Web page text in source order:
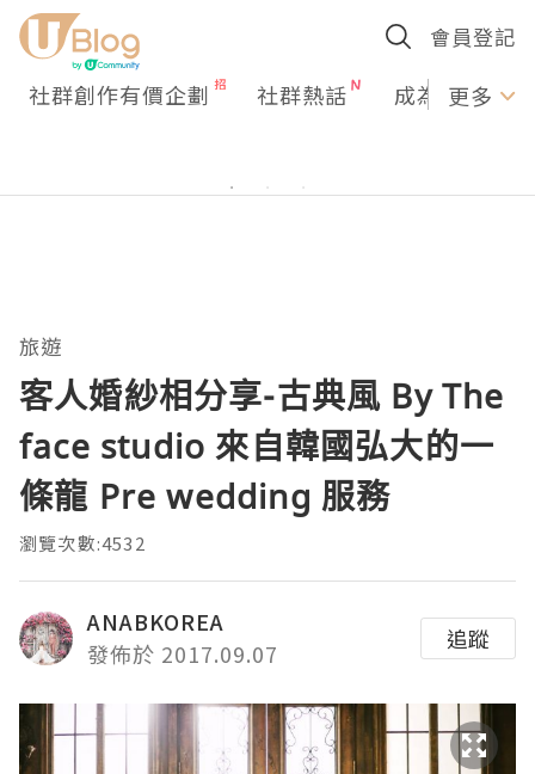
會員登記
社群創作有價企劃 社群熱話 成為U更多
旅遊
客人婚紗相分享-古典風 By The
face studio 來自韓國弘大的一
條龍 Pre wedding 服務
瀏覽次數:4532
ANABKOREA
發佈於 2017.09.07
追蹤